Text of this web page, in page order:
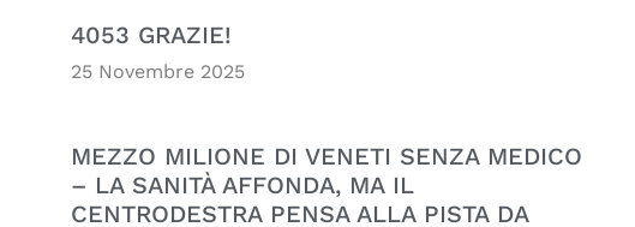
4053 GRAZIE!
25 Novembre 2025
MEZZO MILIONE DI VENETI SENZA MEDICO
– LA SANITÀ AFFONDA, MA IL
CENTRODESTRA PENSA ALLA PISTA DA